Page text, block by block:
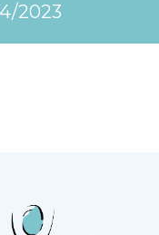
2023